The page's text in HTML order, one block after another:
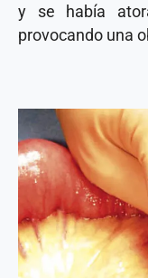
y se había
provocando una